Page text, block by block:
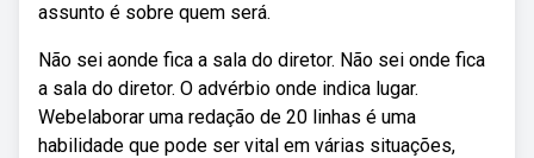
assunto é sobre quem será.
Não sei aonde fica a sala do diretor. Não sei onde fica
a sala do diretor. O advérbio onde indica lugar.
Webelaborar uma redação de 20 linhas é uma
habilidade que pode ser vital em várias situações,